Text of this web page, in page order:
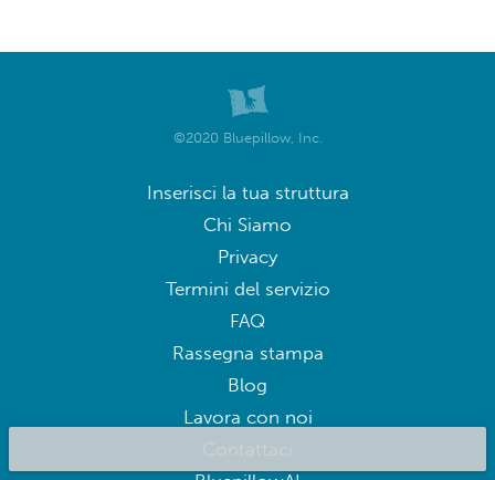
©2020 Bluepillow, Inc.
Inserisci la tua struttura
Chi Siamo
Privacy
Termini del servizio
FAQ
Rassegna stampa
Blog
Lavora con noi
Contattaci